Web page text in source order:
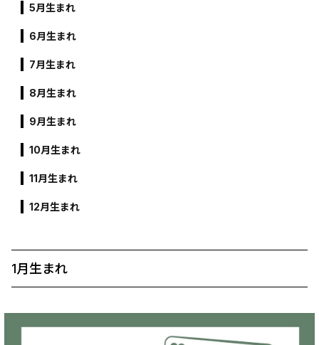
5月生まれ
6月生まれ
7月生まれ
8月生まれ
9月生まれ
10月生まれ
11月生まれ
12月生まれ
1月生まれ